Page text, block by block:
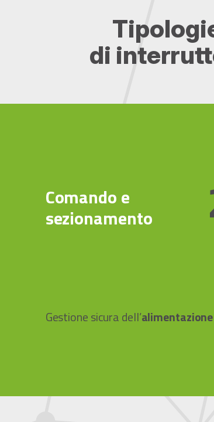
di
Comando e
sezionamento
Gestione sicura dell’alimentazione